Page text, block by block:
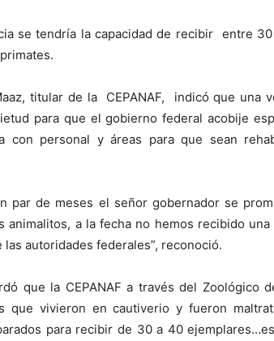
se tendría la capacidad de recibir entre
titular de la CEPANAF, indicó que una
para que el gobierno federal acobije
con personal y áreas para que sean
par de meses el señor gobernador se
a la fecha no hemos recibido
autoridades federales”, reconoció.
que la CEPANAF a través del Zoológico
que vivieron en cautiverio y fueron
para recibir de 30 a 40